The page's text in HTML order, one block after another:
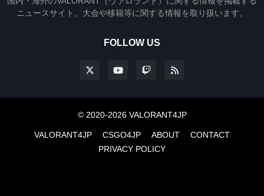
ニュースサイト。大会や移籍等に関する情報を取り扱います。
FOLLOW US
© 2020-2026 VALORANT4JP
VALORANT4JP CSGO4JP ABOUT
CONTACT
PRIVACY POLICY